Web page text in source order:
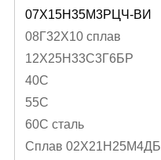
07Х15Н35М3РЦЧ-ВИ
08Г32Х10 сплав
12Х25Н33С3Г6БР
40C
55С
60С сталь
Cплав 02Х21Н25М4ДБ